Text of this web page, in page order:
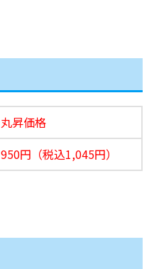
丸昇価格
950円（税込1,045円）